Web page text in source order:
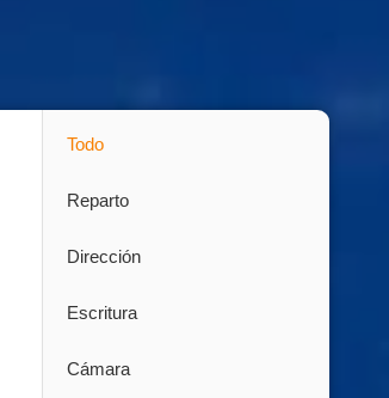
Todo
Reparto
Dirección
Escritura
Cámara